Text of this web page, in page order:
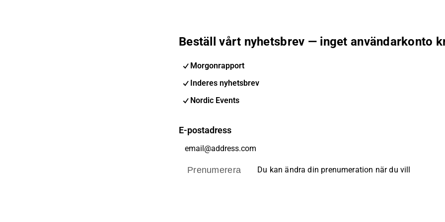
Beställ vårt nyhetsbrev — inget användarkonto
Morgonrapport
Inderes nyhetsbrev
Nordic Events
E-postadress
Prenumerera Du kan ändra din prenumeration när du vill